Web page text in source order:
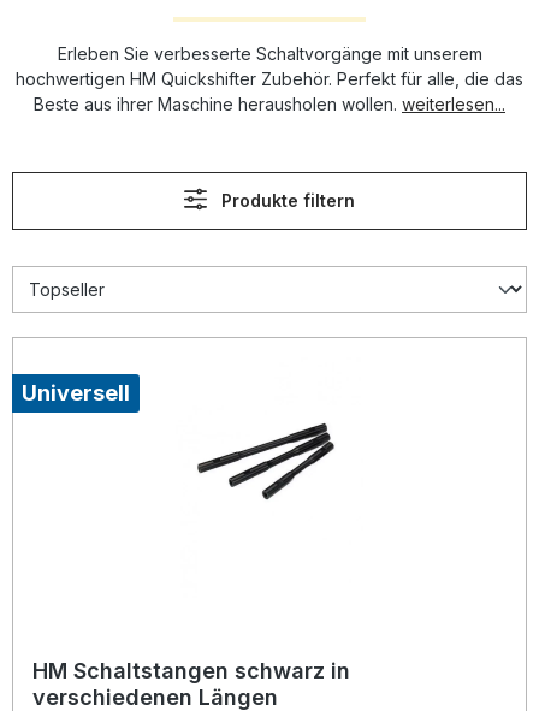
Erleben Sie verbesserte Schaltvorgänge mit unserem
hochwertigen HM Quickshifter Zubehör. Perfekt für alle, die das
Beste aus ihrer Maschine herausholen wollen. weiterlesen...
Produkte filtern
Universell
HM Schaltstangen schwarz in
verschiedenen Längen